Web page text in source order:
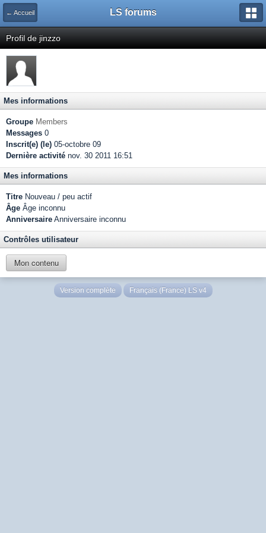
← Accueil LS forums
Profil de jinzzo
Mes informations
Groupe Members
Messages 0
Inscrit(e) (le) 05-octobre 09
Dernière activité nov. 30 2011 16:51
Mes informations
Titre Nouveau / peu actif
Âge Âge inconnu
Anniversaire Anniversaire inconnu
Contrôles utilisateur
Mon contenu
Version complète Français (France) LS v4